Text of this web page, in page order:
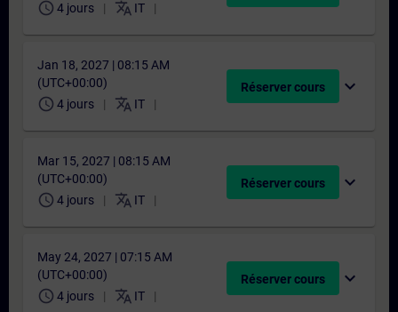
schedule 4 jours translate IT
Jan 18, 2027 | 08:15 AM
(UTC+00:00)
schedule 4 jours translate IT
Réserver cours expand_more
Mar 15, 2027 | 08:15 AM
(UTC+00:00)
schedule 4 jours translate IT
Réserver cours expand_more
May 24, 2027 | 07:15 AM
(UTC+00:00)
schedule 4 jours translate IT
Réserver cours expand_more